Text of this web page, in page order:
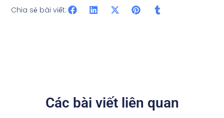
Chia sẻ bài viết:
Các bài viết liên quan